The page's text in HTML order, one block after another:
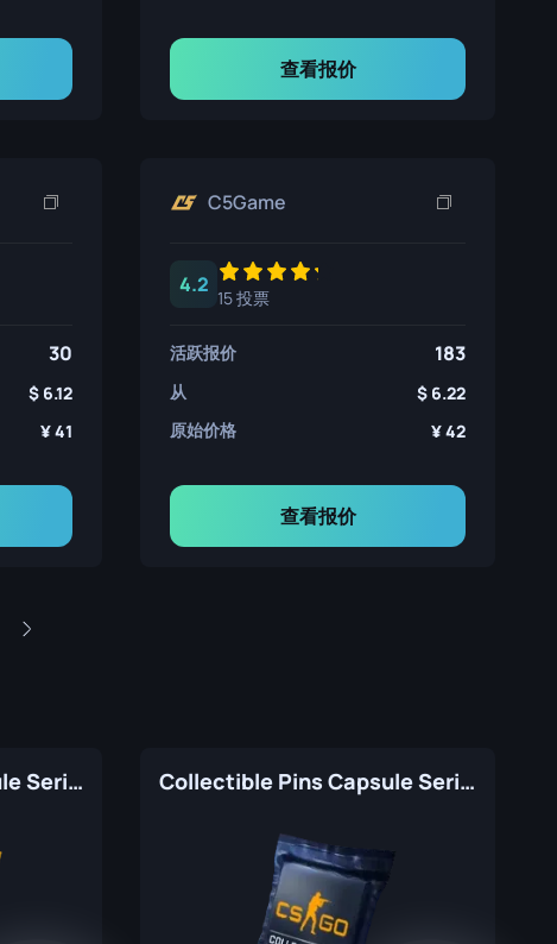
查看报价
30
6.12
41
C5Game
4.2
15 投票
活跃报价 183
从
6.22
原始价格
42
查看报价
Collectible Pins Capsule Series 3 Collectible Pins Capsule Series 1